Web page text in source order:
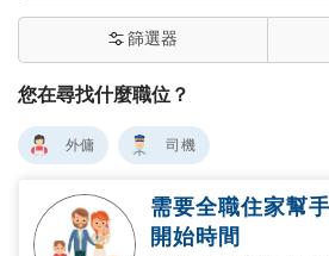
您在尋找什麼職位？
篩選器
外傭 司機
需要全職住家幫
開始時間